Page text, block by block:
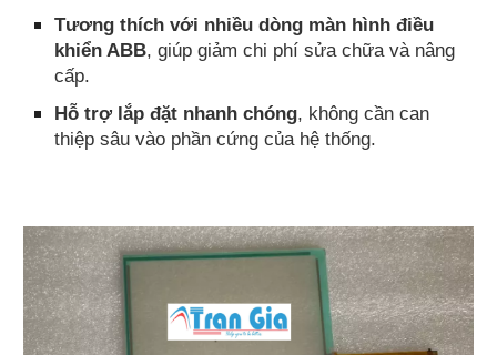
Tương thích với nhiều dòng màn hình điều
khiển ABB, giúp giảm chi phí sửa chữa và nâng
cấp.
Hỗ trợ lắp đặt nhanh chóng, không cần can
thiệp sâu vào phần cứng của hệ thống.